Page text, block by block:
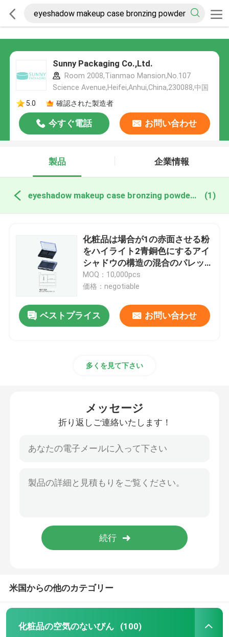
Sunny Packaging Co.,Ltd.
Room 2008,Tianmao Mansion,No.107
Science Avenue,Heifei,Anhui,China,230088,中国
5.0
確認された製造者
今すぐ電話 お問い合わせ
製品 企業情報
eyeshadow makeup case bronzing powder blush オンライン製造 (1)
化粧品は場合が1の赤面させる粉
をハイライト2青銅色にするアイ
シャドウの構造の混合のパレッ
トを作る
MOQ：10,000pcs
価格：negotiable
ベストプライス お問い合わせ
多くを見て下さい
メッセージ
折り返しご連絡いたします！
米国からの他のカテゴリー
化粧品の空気のないびん (100)